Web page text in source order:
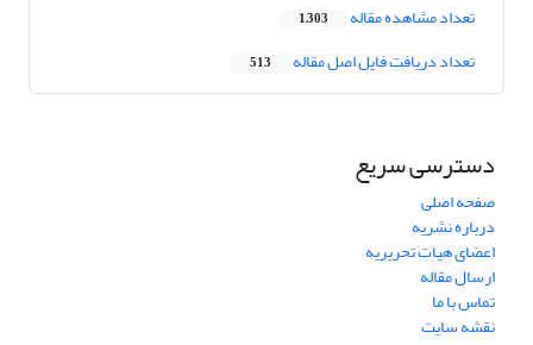
تعداد مشاهده مقاله 1,303
تعداد دریافت فایل اصل مقاله 513
دسترسی سریع
صفحه اصلی
درباره نشریه
اعضای هیات تحریریه
ارسال مقاله
تماس با ما
نقشه سایت